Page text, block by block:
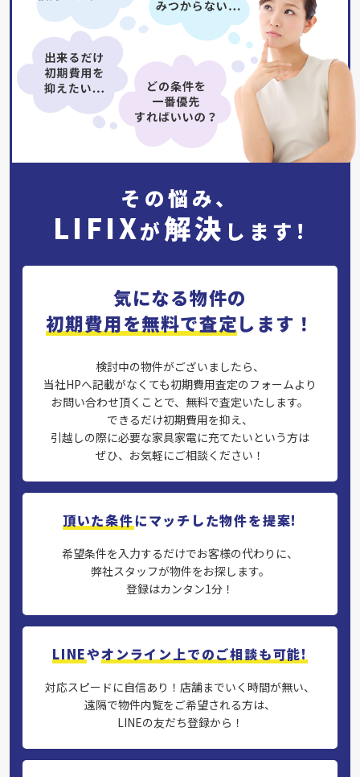
その悩み、
LIFIXが解決 します!
気になる物件の
初期費用を無料で査定します！
検討中の物件がございましたら、
当社HPへ記載がなくても初期費用査定のフォームより
お問い合わせ頂くことで、無料で査定いたします。
できるだけ初期費用を抑え、
引越しの際に必要な家具家電に充てたいという方は
ぜひ、お気軽にご相談ください！
頂いた条件にマッチした物件を提案!
希望条件を入力するだけでお客様の代わりに、
弊社スタッフが物件をお探します。
登録はカンタン1分！
LINEやオンライン上でのご相談も可能!
対応スピードに自信あり！店舗までいく時間が無い、
遠隔で物件内覧をご希望される方は、
LINEの友だち登録から！